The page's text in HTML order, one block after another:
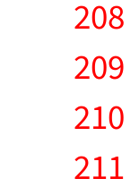
208
209
210
211